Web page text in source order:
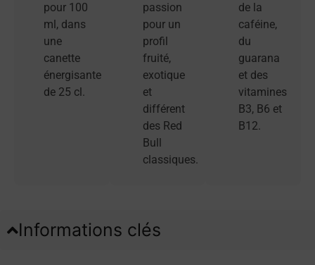
pour 100
ml, dans
une
canette
énergisante
de 25 cl.
passion
pour un
profil
fruité,
exotique
et
différent
des Red
Bull
classiques.
de la
caféine,
du
guarana
et des
vitamines
B3, B6 et
B12.
Informations clés